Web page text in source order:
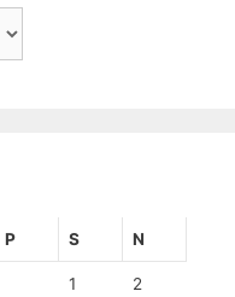
P S N
1 2